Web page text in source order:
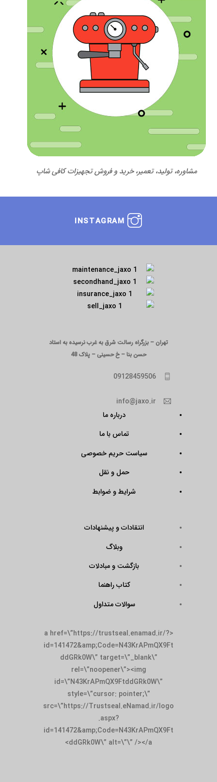
مشاوره، تولید، تعمیر، خرید و فروش تجهیزات کافی شاپ
INSTAGRAM
تهران – بزرگراه رسالت شرق به غرب نرسیده به استاد
حسن بنا – خ حسینی – پلاک 48
09128459506
info@jaxo.ir
درباره ما
تماس با ما
سیاست حریم خصوصی
حمل و نقل
شرایط و ضوابط
انتقادات و پیشنهادات
وبلاگ
بازگشت و مبادلات
کتاب راهنما
سوالات متداول
<a href=\”https://trustseal.enamad.ir/?
id=141472&amp;Code=N43KrAPmQX9Ft
ddGRk0W\” target=\”_blank\”
rel=\”noopener\”><img
id=\”N43KrAPmQX9FtddGRk0W\”
style=\”cursor: pointer;\”
src=\”https://Trustseal.eNamad.ir/logo
.aspx?
id=141472&amp;Code=N43KrAPmQX9Ft
ddGRk0W\” alt=\”\” /></a>